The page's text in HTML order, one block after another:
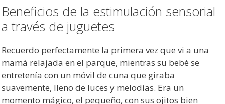
Beneficios de la estimulación sensorial
a través de juguetes
Recuerdo perfectamente la primera vez que vi a una
mamá relajada en el parque, mientras su bebé se
entretenía con un móvil de cuna que giraba
suavemente, lleno de luces y melodías. Era un
momento mágico, el pequeño, con sus ojitos bien